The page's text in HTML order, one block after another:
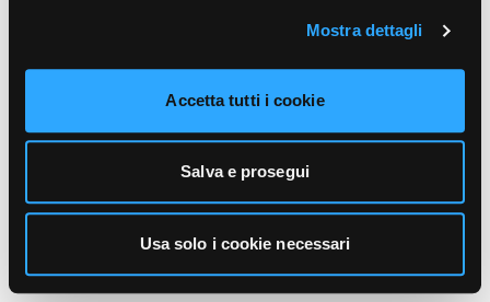
Mostra dettagli
Accetta tutti i cookie
Salva e prosegui
Usa solo i cookie necessari